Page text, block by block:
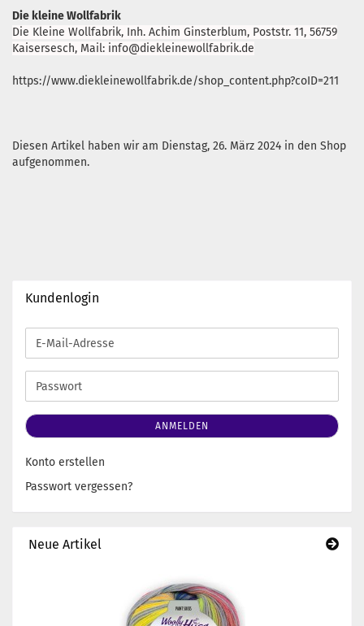
Die kleine Wollfabrik
Die Kleine Wollfabrik, Inh. Achim Ginsterblum, Poststr. 11, 56759
Kaisersesch, Mail: info@diekleinewollfabrik.de
https://www.diekleinewollfabrik.de/shop_content.php?coID=211
Diesen Artikel haben wir am Dienstag, 26. März 2024 in den Shop
aufgenommen.
Kundenlogin
E-
Mail-
Adresse
Passwort
ANMELDEN
Konto erstellen
Passwort vergessen?
Neue Artikel